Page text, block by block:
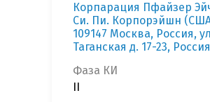
Корпарация Пфайзер
Си. Пи. Корпорэйшн
109147 Москва, Россия,
Таганская д. 17-23, Россия
Фаза КИ